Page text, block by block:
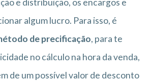
e distribuição, os encargos e
algum lucro. Para isso, é
de precificação, para te
no cálculo na hora da venda,
de um possível valor de desconto